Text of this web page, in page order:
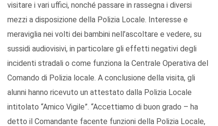
visitare i vari uffici, nonché passare in rassegna i diversi
mezzi a disposizione della Polizia Locale. Interesse e
meraviglia nei volti dei bambini nell’ascoltare e vedere, su
sussidi audiovisivi, in particolare gli effetti negativi degli
incidenti stradali o come funziona la Centrale Operativa del
Comando di Polizia locale. A conclusione della visita, gli
alunni hanno ricevuto un attestato dalla Polizia Locale
intitolato “Amico Vigile”. “Accettiamo di buon grado – ha
detto il Comandante facente funzioni della Polizia Locale,